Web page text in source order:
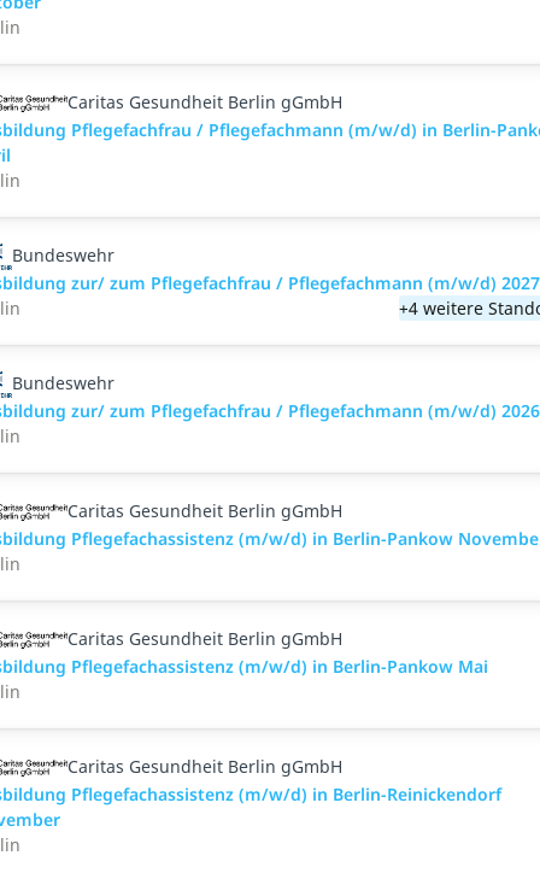
Caritas Gesundheit Berlin gGmbH
Pflegefachfrau / Pflegefachmann (m/w/d) in Berlin-
Bundeswehr
zur/ zum Pflegefachfrau / Pflegefachmann (m/w/d) 2027
+4 weitere
Bundeswehr
zur/ zum Pflegefachfrau / Pflegefachmann (m/w/d) 2026
Caritas Gesundheit Berlin gGmbH
Pflegefachassistenz (m/w/d) in Berlin-Pankow
Caritas Gesundheit Berlin gGmbH
Pflegefachassistenz (m/w/d) in Berlin-Pankow Mai
Caritas Gesundheit Berlin gGmbH
Pflegefachassistenz (m/w/d) in Berlin-Reinickendorf